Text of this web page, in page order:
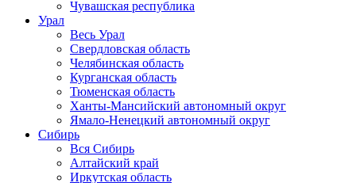
Чувашская республика
Урал
Весь Урал
Свердловская область
Челябинская область
Курганская область
Тюменская область
Ханты-Мансийский автономный округ
Ямало-Ненецкий автономный округ
Сибирь
Вся Сибирь
Алтайский край
Иркутская область